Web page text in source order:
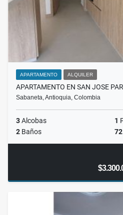
APARTAMENTO ALQUILER
APARTAMENTO EN SAN JOSE
Sabaneta, Antioquia, Colombia
3Alcobas 1
2 Baños 72